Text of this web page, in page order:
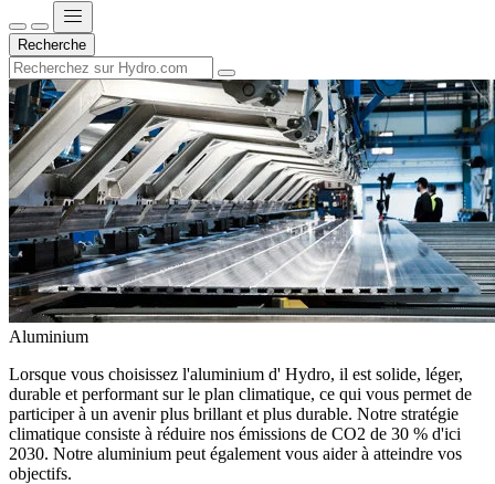
Recherche
Aluminium
Lorsque vous choisissez l'aluminium d' Hydro, il est solide, léger,
durable et performant sur le plan climatique, ce qui vous permet de
participer à un avenir plus brillant et plus durable. Notre stratégie
climatique consiste à réduire nos émissions de CO2 de 30 % d'ici
2030. Notre aluminium peut également vous aider à atteindre vos
objectifs.